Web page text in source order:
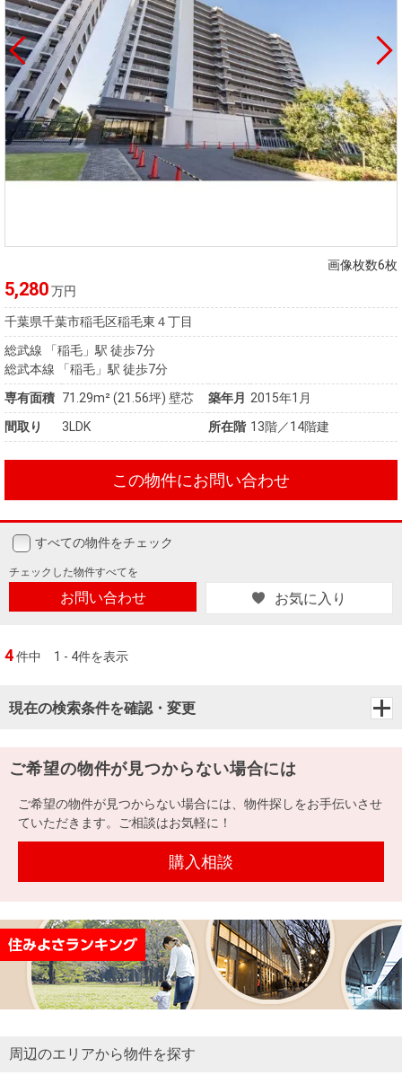
画像枚数6枚
5,280万円
千葉県千葉市稲毛区稲毛東４丁目
総武線 「稲毛」駅 徒歩7分
総武本線 「稲毛」駅 徒歩7分
専有面積 71.29m²(21.56坪) 壁芯 築年月 2015年1月
間取り
3LDK 所在階 13階／14階建
この物件にお問い合わせ
すべての物件をチェック
チェックした物件すべてを
お問い合わせ お気に入り
4件中 1 - 4件を表示
現在の検索条件を確認・変更
ご希望の物件が見つからない場合には
ご希望の物件が見つからない場合には、物件探しをお手伝いさせ
ていただきます。ご相談はお気軽に！
購入相談
周辺のエリアから物件を探す